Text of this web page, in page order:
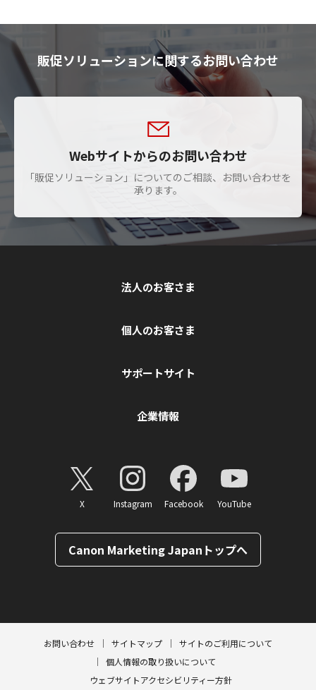
販促ソリューションに関するお問い合わせ
Webサイトからのお問い合わせ
「販促ソリューション」についてのご相談、お問い合わせを
承ります。
法人のお客さま
個人のお客さま
サポートサイト
企業情報
X Instagram Facebook YouTube
Canon Marketing Japanトップへ
お問い合わせ サイトマップ
サイトのご利用について
個人情報の取り扱いについて
ウェブサイトアクセシビリティー方針